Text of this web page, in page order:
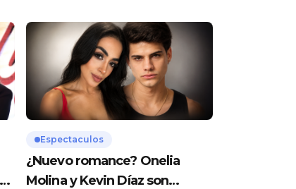
Espectaculos
¿Nuevo romance? Onelia
Molina y Kevin Díaz son